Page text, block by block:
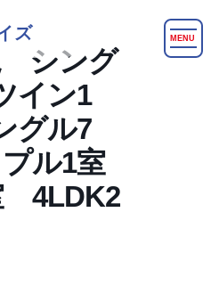
ズ MENU
シング
イン1
グル7
ル1室
4LDK2